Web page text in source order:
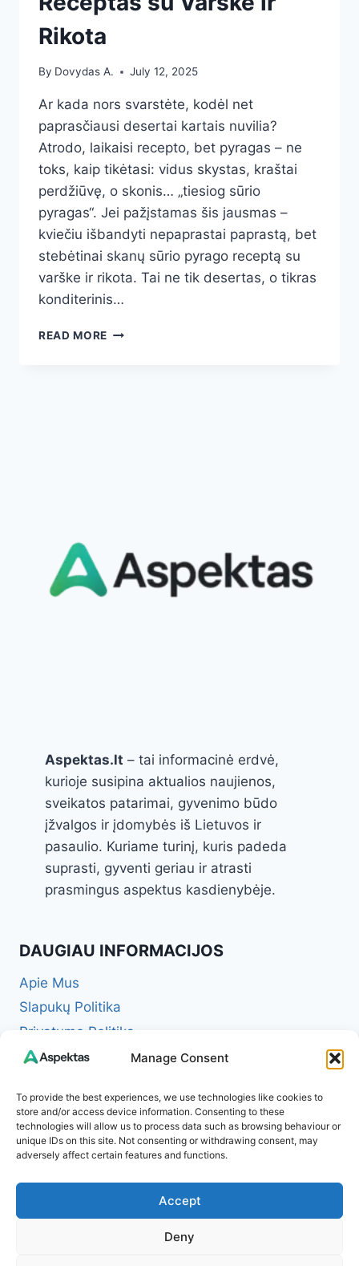
Manage Consent
To provide the best experiences, we use technologies like cookies to
store and/or access device information. Consenting to these
technologies will allow us to process data such as browsing behaviour or
unique IDs on this site. Not consenting or withdrawing consent, may
adversely affect certain features and functions.
Accept
Deny
Rikota
By Dovydas A. July 12, 2025
Ar kada nors svarstėte, kodėl net
paprasčiausi desertai kartais nuvilia?
Atrodo, laikaisi recepto, bet pyragas – ne
toks, kaip tikėtasi: vidus skystas, kraštai
perdžiūvę, o skonis… „tiesiog sūrio
pyragas“. Jei pažįstamas šis jausmas –
kviečiu išbandyti nepaprastai paprastą, bet
stebėtinai skanų sūrio pyrago receptą su
varške ir rikota. Tai ne tik desertas, o tikras
konditerinis…
READ MORE TOBULAS
RIKOTA
Aspektas.lt – tai informacinė erdvė,
kurioje susipina aktualios naujienos,
sveikatos patarimai, gyvenimo būdo
įžvalgos ir įdomybės iš Lietuvos ir
pasaulio. Kuriame turinį, kuris padeda
suprasti, gyventi geriau ir atrasti
prasmingus aspektus kasdienybėje.
DAUGIAU INFORMACIJOS
Apie Mus
Slapukų Politika
Privatumo Politika
Redakcinė politika + Klaidų taisymo politika
Atsakomybės apribojimas (Disclaimer)
Naudojimosi taisyklės (Terms of Service)
Kontaktai